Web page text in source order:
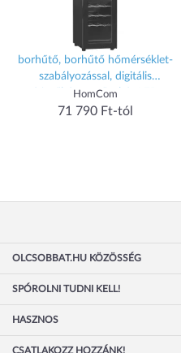
borhűtő, borhűtő hőmérséklet-
szabályozással, digitális
érintőképernyővel és LED
világítással, 18 palack,
HomCom
71 790 Ft-tól
OLCSOBBAT.HU KÖZÖSSÉG
SPÓROLNI TUDNI KELL!
HASZNOS
CSATLAKOZZ HOZZÁNK!